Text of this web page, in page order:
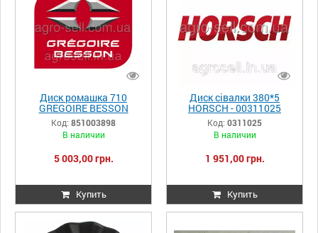
Диск ромашка 710
GREGOIRE BESSON
851003898
Код: 851003898
В наличии
5 003,00 грн.
Купить
Диск сівалки 380*5
HORSСH - 00311025
Код: 0311025
В наличии
1 951,00 грн.
Купить